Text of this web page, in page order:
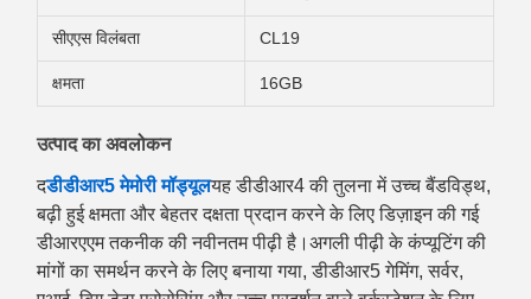
सीएएस विलंबता CL19
क्षमता 16GB
उत्पाद का अवलोकन
दडीडीआर5 मेमोरी मॉड्यूलयह डीडीआर4 की तुलना में उच्च बैंडविड्थ,
बढ़ी हुई क्षमता और बेहतर दक्षता प्रदान करने के लिए डिज़ाइन की गई
डीआरएएम तकनीक की नवीनतम पीढ़ी है।अगली पीढ़ी के कंप्यूटिंग की
मांगों का समर्थन करने के लिए बनाया गया, डीडीआर5 गेमिंग, सर्वर,